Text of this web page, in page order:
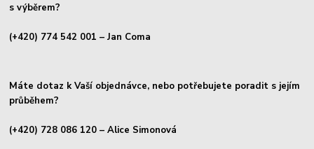
s výběrem?
(+420) 774 542 001 – Jan Coma
Máte dotaz k Vaší objednávce, nebo potřebujete poradit s jejím
průběhem?
(+420) 728 086 120 – Alice Simonová